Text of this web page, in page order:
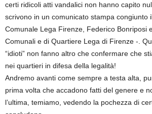
certi ridicoli atti vandalici non hanno capito
scrivono in un comunicato stampa congiunto
Comunale Lega Firenze, Federico Bonriposi
Comunali e di Quartiere Lega di Firenze -.
“idioti” non fanno altro che confermare che
nei quartieri in difesa della legalità!
Andremo avanti come sempre a testa alta,
prima volta che accadono fatti del genere e
l’ultima, temiamo, vedendo la pochezza di